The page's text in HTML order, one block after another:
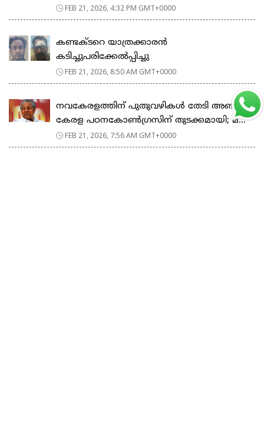
FEB 21, 2026, 4:32 PM GMT+0000
കണ്ടക്ടറെ യാത്രക്കാരൻ
കടിച്ചുപരിക്കേൽപ്പിച്ചു
FEB 21, 2026, 8:50 AM GMT+0000
നവകേരളത്തിന് പുതുവഴികൾ തേടി അഞ്ചാം
കേരള പഠനകോൺഗ്രസിന് തുടക്കമായി; മ...
FEB 21, 2026, 7:56 AM GMT+0000